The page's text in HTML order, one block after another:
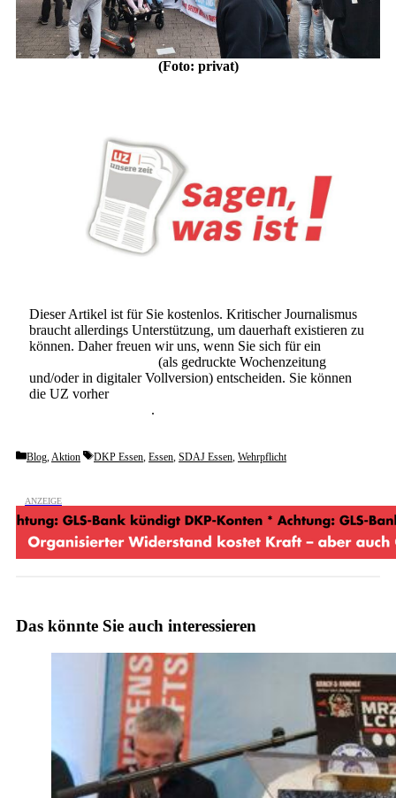
(Foto: privat)
Dieser Artikel ist für Sie kostenlos. Kritischer Journalismus
braucht allerdings Unterstützung, um dauerhaft existieren zu
können. Daher freuen wir uns, wenn Sie sich für ein
(als gedruckte Wochenzeitung
und/oder in digitaler Vollversion) entscheiden. Sie können
die UZ vorher
.
Categories
Blog,Aktion Tags
DKP Essen, Essen, SDAJ Essen, Wehrpflicht
Das könnte Sie auch interessieren